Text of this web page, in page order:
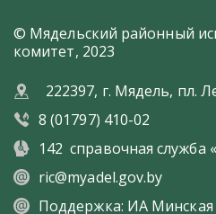
© Мядельский районный
комитет, 2023
222397, г. Мядель, пл.
8 (01797) 410-02
142 справочная служба
ric@myadel.gov.by
Поддержка: ИА Минская